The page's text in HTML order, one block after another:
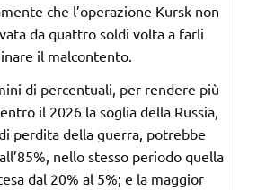
che l’operazione Kursk non
da quattro soldi volta a farli
il malcontento.
di percentuali, per rendere più
il 2026 la soglia della Russia,
perdita della guerra, potrebbe
nello stesso periodo quella
dal 20% al 5%; e la maggior